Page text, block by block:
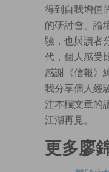
得到自我增值
的研討會、論
驗，也與讀者
代，個人感受
感謝《信報》
我分享個人經
注本欄文章的
江湖再見。
更多廖